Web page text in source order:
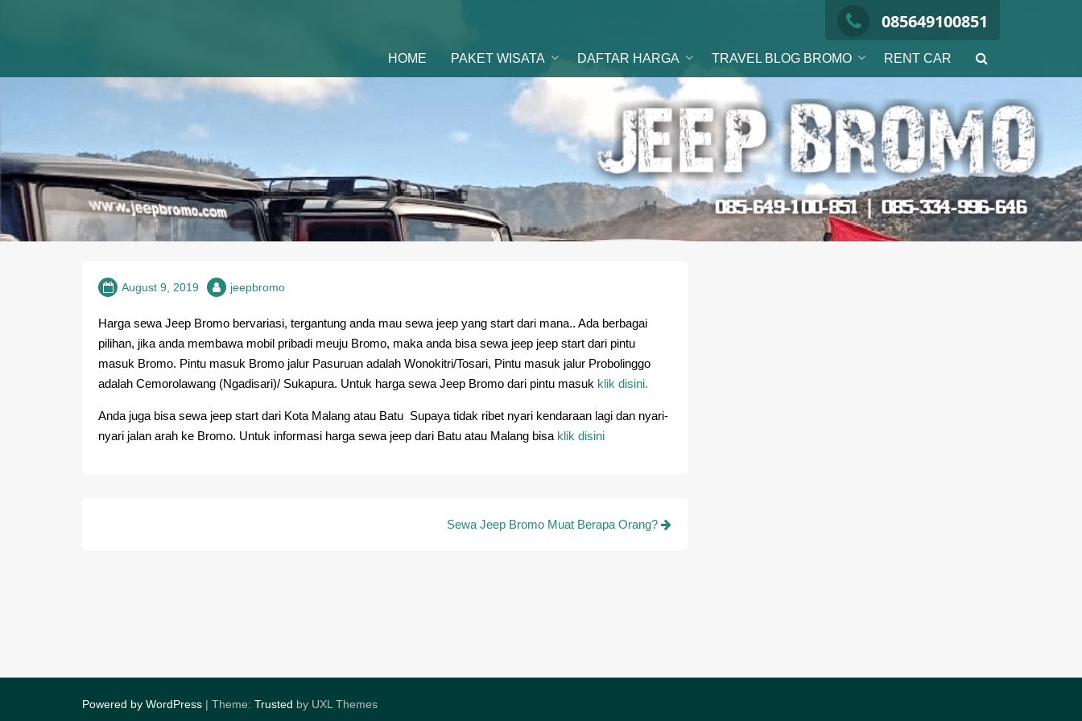
085649100851
HOME PAKET WISATA DAFTAR HARGA TRAVEL BLOG BROMO RENT CAR
August 9, 2019 jeepbromo
Harga sewa Jeep Bromo bervariasi, tergantung anda mau sewa jeep yang start dari mana.. Ada berbagai
pilihan, jika anda membawa mobil pribadi meuju Bromo, maka anda bisa sewa jeep jeep start dari pintu
masuk Bromo. Pintu masuk Bromo jalur Pasuruan adalah Wonokitri/Tosari, Pintu masuk jalur Probolinggo
adalah Cemorolawang (Ngadisari)/ Sukapura. Untuk harga sewa Jeep Bromo dari pintu masuk klik disini.
Anda juga bisa sewa jeep start dari Kota Malang atau Batu Supaya tidak ribet nyari kendaraan lagi dan nyari-
nyari jalan arah ke Bromo. Untuk informasi harga sewa jeep dari Batu atau Malang bisa klik disini
Sewa Jeep Bromo Muat Berapa Orang?
Powered by WordPress | Theme: Trusted by UXL Themes